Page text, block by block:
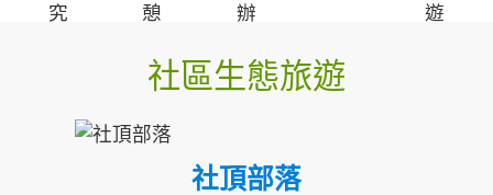
究
憩
辦
遊
社區生態旅遊
社頂部落